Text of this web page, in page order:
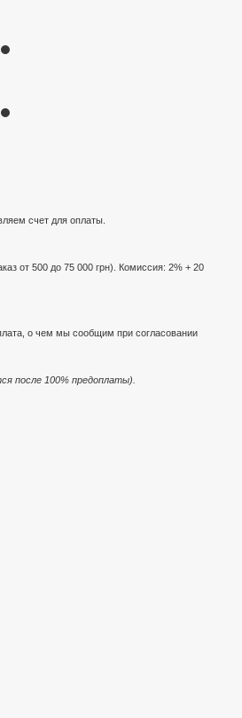
счет для оплаты.
от 500 до 75 000 грн). Комиссия: 2% + 20
о чем мы сообщим при согласовании
после 100% предоплаты).